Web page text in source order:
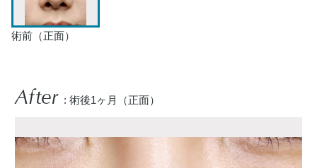
術前（正面）
After : 術後1ヶ月（正面）